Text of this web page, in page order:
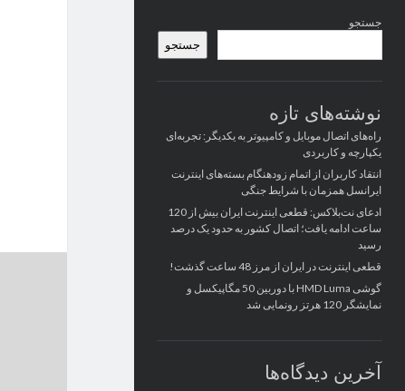
کناری
جستجو
جستجو
نوشته‌های تازه
راه‌های اتصال موبایل و کامپیوتر به یکدیگر: تجربه‌ای
یکپارچه و کاربردی
انتقاد کاربران از اتمام زودهنگام بسته‌های اینترنت
ایرانسل همزمان با شرایط جنگی
ادعای نت‌بلاکس: قطعی اینترنت ایران بیش از 120
ساعت ادامه یافت؛ اتصال کشور به حدود یک درصد
رسید
قطعی اینترنت در ایران از مرز 48 ساعت گذشت!
گوشی HMD Luma با دوربین 50 مگاپیکسل و
نمایشگر 120 هرتز رونمایی شد
آخرین دیدگاه‌ها